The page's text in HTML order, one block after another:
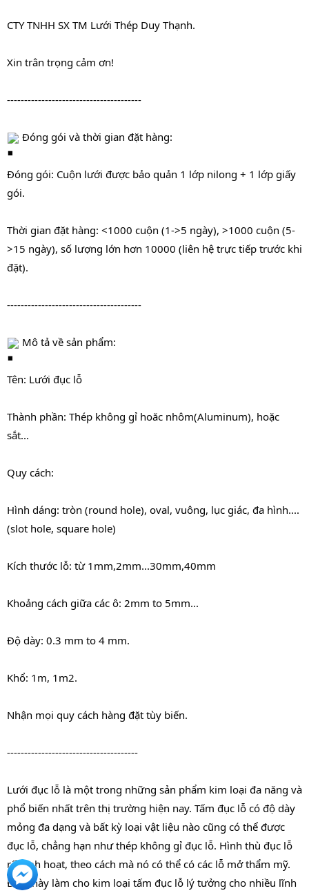
CTY TNHH SX TM Lưới Thép Duy Thạnh.
Xin trân trọng cảm ơn!
---------------------------------------
Đóng gói và thời gian đặt hàng:
Đóng gói: Cuộn lưới được bảo quản 1 lớp nilong + 1 lớp giấy
gói.
Thời gian đặt hàng: <1000 cuộn (1->5 ngày), >1000 cuộn (5-
>15 ngày), số lượng lớn hơn 10000 (liên hệ trực tiếp trước khi
đặt).
---------------------------------------
Mô tả về sản phẩm:
Tên: Lưới đục lỗ
Thành phần: Thép không gỉ hoăc nhôm(Aluminum), hoặc
sắt...
Quy cách:
Hình dáng: tròn (round hole), oval, vuông, lục giác, đa hình....
(slot hole, square hole)
Kích thước lỗ: từ 1mm,2mm...30mm,40mm
Khoảng cách giữa các ô: 2mm to 5mm...
Độ dày: 0.3 mm to 4 mm.
Khổ: 1m, 1m2.
Nhận mọi quy cách hàng đặt tùy biến.
--------------------------------------
Lưới đục lỗ là một trong những sản phẩm kim loại đa năng và
phổ biến nhất trên thị trường hiện nay. Tấm đục lỗ có độ dày
mỏng đa dạng và bất kỳ loại vật liệu nào cũng có thể được
đục lỗ, chẳng hạn như thép không gỉ đục lỗ. Hình thù đục lỗ
rất linh hoạt, theo cách mà nó có thể có các lỗ mở thẩm mỹ.
Điều này làm cho kim loại tấm đục lỗ lý tưởng cho nhiều lĩnh